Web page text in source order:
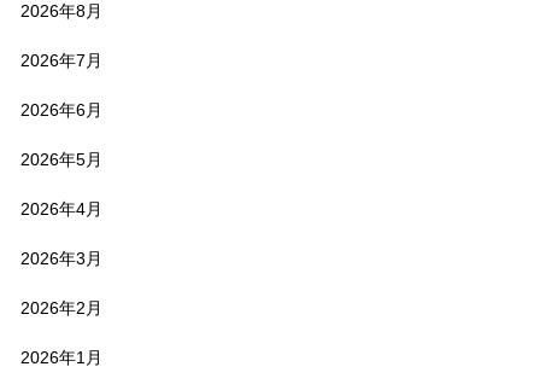
2026年8月
2026年7月
2026年6月
2026年5月
2026年4月
2026年3月
2026年2月
2026年1月